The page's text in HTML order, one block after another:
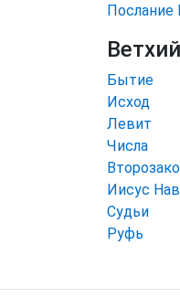
Послание
Бытие
Исход
Левит
Числа
Иисус
Судьи
Руфь